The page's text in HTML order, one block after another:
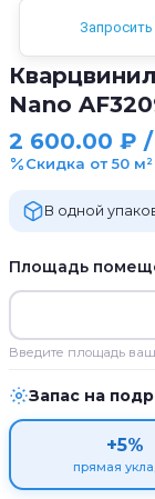
Nano
2 600.00 ₽
Скидка от 50 м²
В одной
Площадь
Введите площадь
Запас на
+5%
прямая